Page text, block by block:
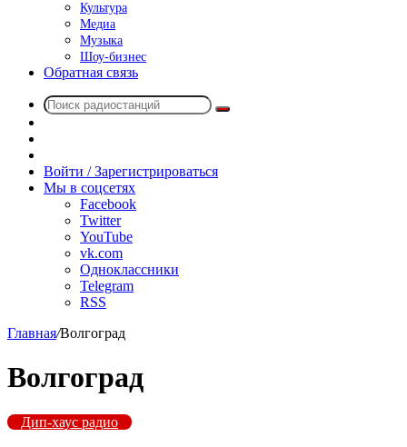
Культура
Медиа
Музыка
Шоу-бизнес
Обратная связь
Поиск
радио
Войти / Зарегистрироваться
Мы в соцсетях
Facebook
Twitter
YouTube
vk.com
Одноклассники
Telegram
RSS
Главная/Волгоград
Волгоград
Дип-хаус радио